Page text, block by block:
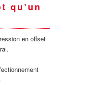
qu’un
en offset